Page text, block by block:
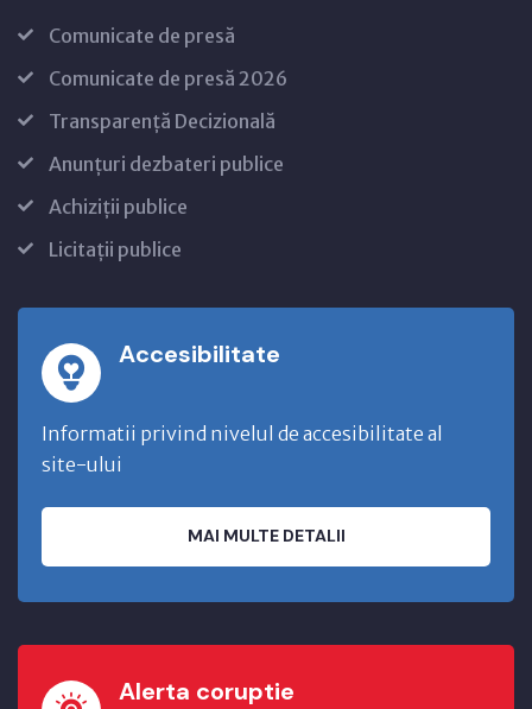
Comunicate de presă
Comunicate de presă 2026
Transparență Decizională
Anunțuri dezbateri publice
Achiziții publice
Licitații publice
Accesibilitate
Informatii privind nivelul de accesibilitate al
site-ului
MAI MULTE DETALII
Alerta coruptie